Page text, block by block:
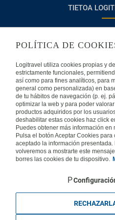
TIETOA
Oikeudellinen huomautus
MUISSA
Espanja
POLÍTICA DE
Logitravel utiliza cookies propias y
estrictamente funcionales,
así como para fines analíticos, para
general como personalizada) en
de tu hábitos de navegación (p. ej.
optimizar la web y para poder
productos adquiridos por los
deshabilitar estas cookies haz click
Puedes obtener más información
Pulsa el botón Aceptar Cookies
aceptado la información presentada.
volveremos a mostrarte este
borres las cookies de tu dispositivo.